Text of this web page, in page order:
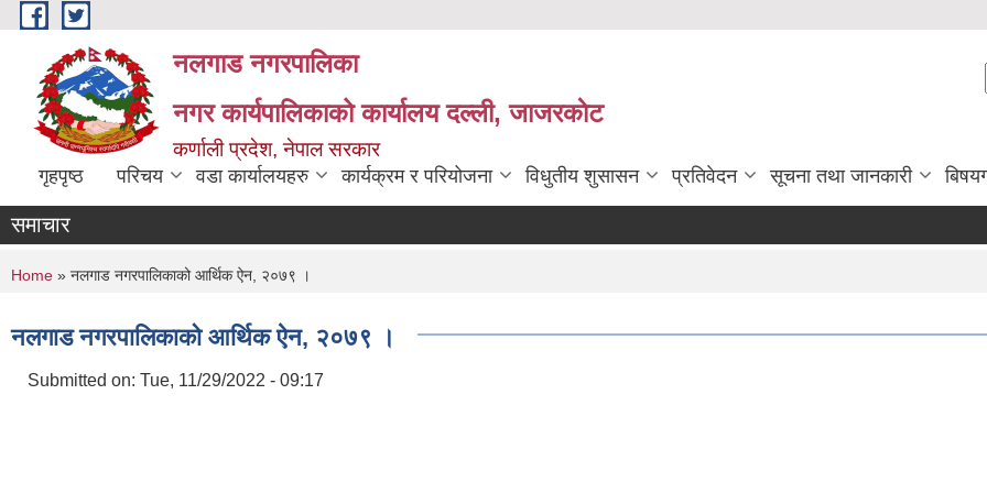
Skip to main content
नलगाड नगरपालिका
नगर कार्यपालिकाको कार्यालय दल्ली, जाजरकाेट
कर्णाली प्रदेश, नेपाल सरकार
गृहपृष्ठ परिचय वडा कार्यालयहरु कार्यक्रम र परियोजना विधुतीय शुसासन प्रतिवेदन सूचना तथा जानकारी
समाचार
You are here
Home » नलगाड नगरपालिकाको आर्थिक ऐन, २०७९ ।
नलगाड नगरपालिकाको आर्थिक ऐन, २०७९ ।
Submitted on: Tue, 11/29/2022 - 09:17